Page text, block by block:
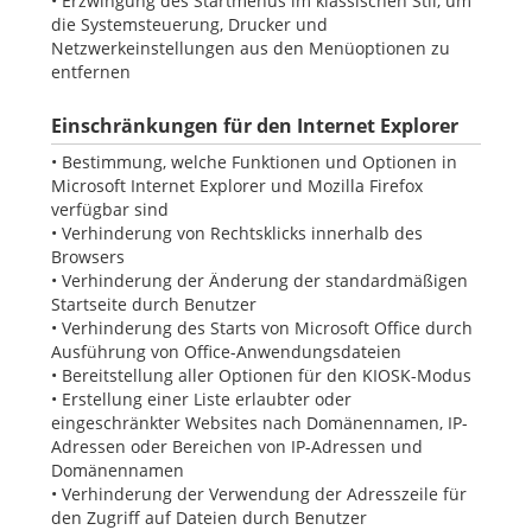
die Systemsteuerung, Drucker und
Netzwerkeinstellungen aus den Menüoptionen zu
entfernen
Einschränkungen für den Internet Explorer
• Bestimmung, welche Funktionen und Optionen in
Microsoft Internet Explorer und Mozilla Firefox
verfügbar sind
• Verhinderung von Rechtsklicks innerhalb des
Browsers
• Verhinderung der Änderung der standardmäßigen
Startseite durch Benutzer
• Verhinderung des Starts von Microsoft Office durch
Ausführung von Office-Anwendungsdateien
• Bereitstellung aller Optionen für den KIOSK-Modus
• Erstellung einer Liste erlaubter oder
eingeschränkter Websites nach Domänennamen, IP-
Adressen oder Bereichen von IP-Adressen und
Domänennamen
• Verhinderung der Verwendung der Adresszeile für
den Zugriff auf Dateien durch Benutzer